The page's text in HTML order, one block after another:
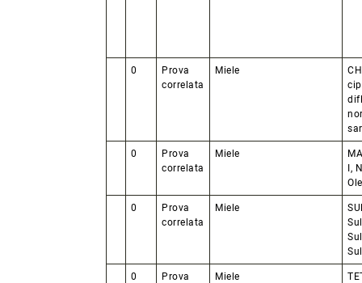
0
Prova
correlata
Miele
0
Prova
correlata
Miele
I,
0
Prova
correlata
Miele
0
Prova
Miele